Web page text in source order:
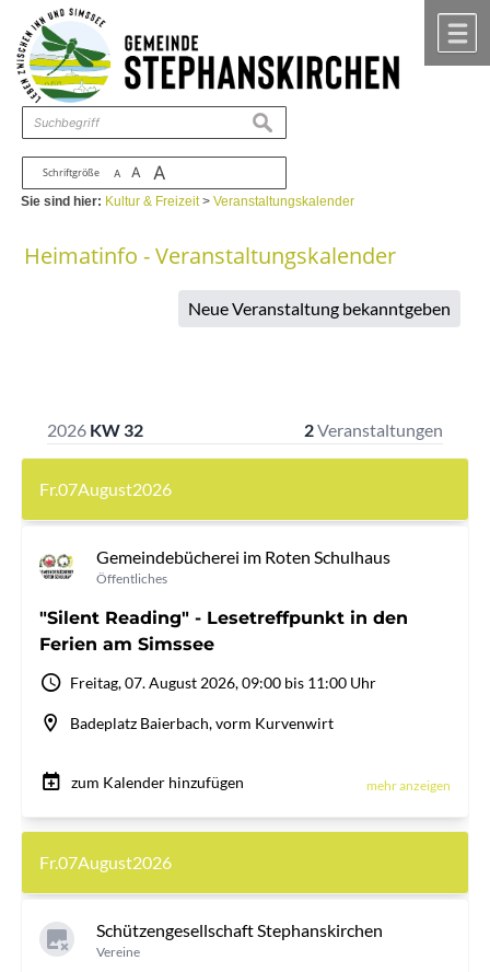
Zum Inhalt ,zur Navigation
Schriftgröße A A A
suchen
Sie sind hier: Kultur & Freizeit>Veranstaltungskalender
Heimatinfo - Veranstaltungskalender